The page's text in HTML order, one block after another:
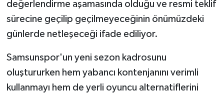
değerlendirme aşamasında olduğu ve resmi teklif
sürecine geçilip geçilmeyeceğinin önümüzdeki
günlerde netleşeceği ifade ediliyor.
Samsunspor'un yeni sezon kadrosunu
oluştururken hem yabancı kontenjanını verimli
kullanmayı hem de yerli oyuncu alternatiflerini